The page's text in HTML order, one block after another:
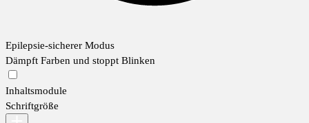
Epilepsie-sicherer Modus
Dämpft Farben und stoppt Blinken
Inhaltsmodule
Schriftgröße